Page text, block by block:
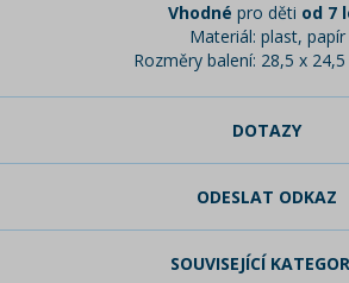
Vhodné pro děti od 7
Materiál: plast, papír
Rozměry balení: 28,5 x
DOTAZY
ODESLAT ODKAZ
SOUVISEJÍCÍ